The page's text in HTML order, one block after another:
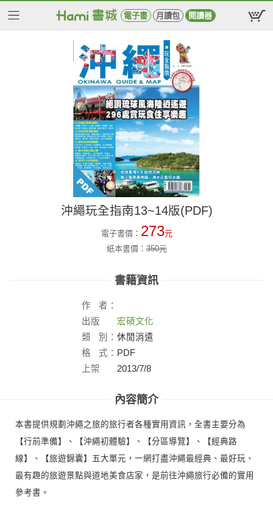
電子書 月讀包 閱讀器
沖繩玩全指南13~14版(PDF)
電子書價： 273元
紙本書價：350元
書籍資訊
作
者：
出版
社：
宏碩文化
類
別： 休閒消遣
格
式： PDF
上架
2013/7/8
內容簡介
本書提供規劃沖繩之旅的旅行者各種實用資訊，全書主要分為
【行前準備】、【沖繩初體驗】、【分區導覽】、【經典路
線】、【旅遊錦囊】五大單元，一網打盡沖繩最經典、最好玩、
最有趣的旅遊景點與道地美食店家，是前往沖繩旅行必備的實用
參考書。